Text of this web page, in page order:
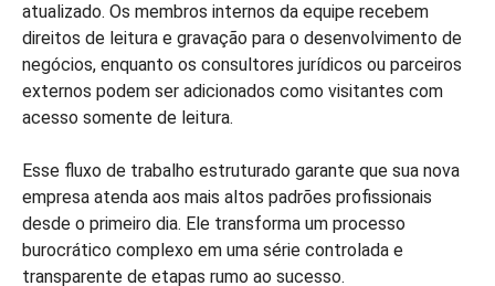
atualizado. Os membros internos da equipe recebem
direitos de leitura e gravação para o desenvolvimento de
negócios, enquanto os consultores jurídicos ou parceiros
externos podem ser adicionados como visitantes com
acesso somente de leitura.
Esse fluxo de trabalho estruturado garante que sua nova
empresa atenda aos mais altos padrões profissionais
desde o primeiro dia. Ele transforma um processo
burocrático complexo em uma série controlada e
transparente de etapas rumo ao sucesso.